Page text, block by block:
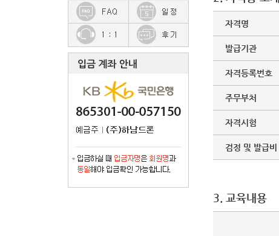
자격명
발급기관
자격등록번호
주무부처
자격시험
검정 및 발급비
3. 교육내용